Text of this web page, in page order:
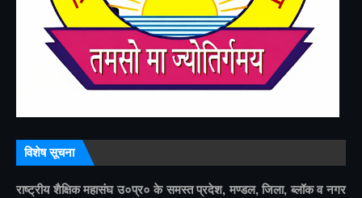
विशेष सूचना
राष्ट्रीय शैक्षिक महासंघ उ०प्र० के समस्त प्रदेश, मण्डल, जिला, ब्लॉक व नगर